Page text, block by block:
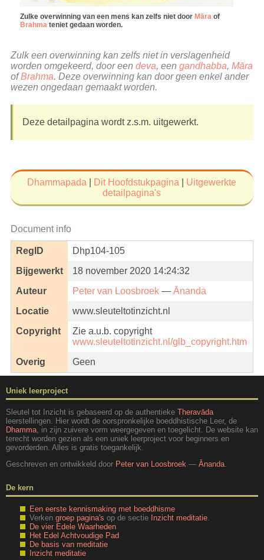
Zulke overwinning van een mens kan zelfs niet door Māra of
Brahma teniet gedaan worden.
Zulk een overwinning kan zelfs niet in verslagenheid
worden omgekeerd, door een deva, een gandhabba, Māra
ofBrahma. Deze overwinning kan door geen enkel ander
wezen ongedaan gemaakt worden.
Deze detailpagina wordt z.s.m. uitgewerkt.
Dhammapada Dit Hoofdstukpagina
Uitgewerkte
detailpagina's
Document info
RegID
Dhp104-105
Bijgewerkt
18 november 2020 14:24:32
Auteur
Peter van Loosbroek— Ānanda
Locatie
www.sleuteltotinzicht.nl
Copyright
Zie a.u.b. copyright
www.sleuteltotinzicht.nl/glb_copyright.htm
Overig
Geen
Uniek leerproject
Sleutel tot Inzicht is gebaseerd op de authentieke Theravāda
leerstellingen. Hier wordt de oorspronkelijke boeddhistische Leer, de
Dhamma , in zijn zuivere vorm weergegeven en toegelicht. De website kan
terecht worden gezien als een uniek leerproject voor beginners en
gevorderden. Alles is gratis toegankelijk.
Geschreven en ontwikkeld door Peter van Loosbroek — Ānanda
De kern
Een eerste kennismaking met boeddhisme
Verken groep pagina's op de sectie Inzicht meditatie.
De vier Edele Waarheden
Het Edel Achtvoudige Pad
De basis van meditatie
Inzicht meditatie